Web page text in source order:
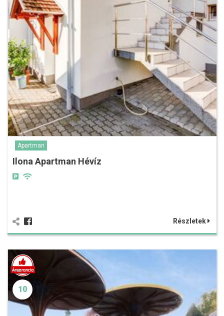
Apartman
Ilona Apartman Hévíz
Részletek
10